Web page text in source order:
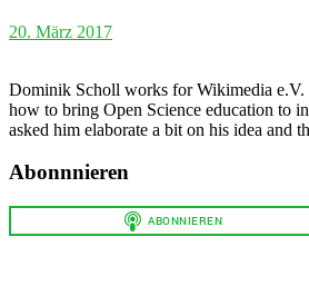
20. März 2017
Dominik Scholl works for Wikimedia e.V.
how to bring Open Science education to
asked him elaborate a bit on his idea and
Abonnnieren